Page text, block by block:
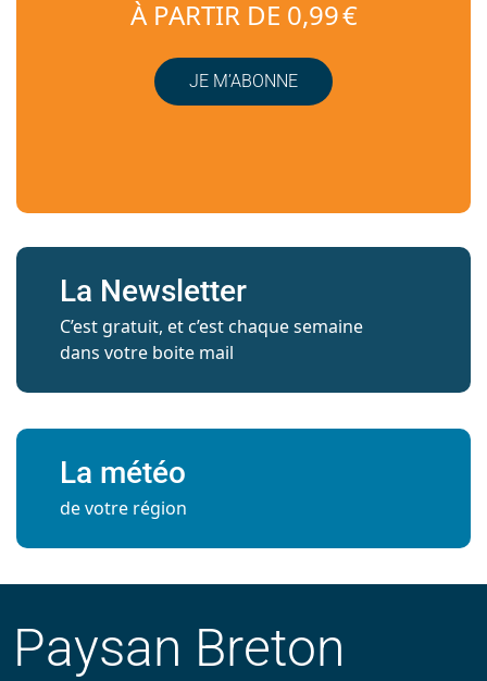
À PARTIR DE 0,99 €
JE M’ABONNE
La Newsletter
C’est gratuit, et c’est chaque semaine
dans votre boite mail
La météo
de votre région
Paysan Breton